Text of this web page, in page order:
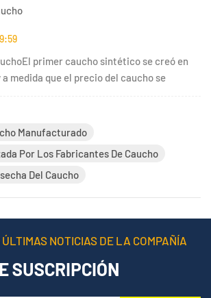
primer caucho sintético se creó en
a medida que el precio del caucho se
en los años subsiguientes. Finalmente, el
se generalizó durante la Segund...
Manufacturado
Por Los Fabricantes De Caucho
Del Caucho
NOTICIAS DE LA COMPAÑÍA
SUSCRIPCIÓN